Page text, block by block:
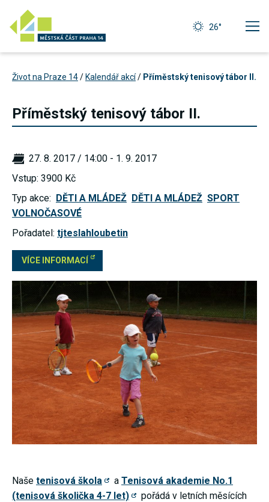
26°
Život na Praze 14/ Kalendář akcí/ Příměstský tenisový tábor II.
Příměstský tenisový tábor II.
27. 8. 2017 / 14:00 - 1. 9. 2017
Vstup: 3900 Kč
Typ akce: DĚTI A MLÁDEŽ DĚTI A MLÁDEŽ SPORT
VOLNOČASOVÉ
Pořadatel: tjteslahloubetin
VÍCE INFORMACÍ
Naše tenisová škola a Tenisová akademie No.1
(tenisová školička 4-7 let)
pořádá v letních měsících
fungování
webu a všech
funkcí, které
nabízí.
Nepožadujeme
Váš souhlas s
využitím
technických
cookies na
našem webu.
Z tohoto
technické
cookies
nemohou být
individuálně